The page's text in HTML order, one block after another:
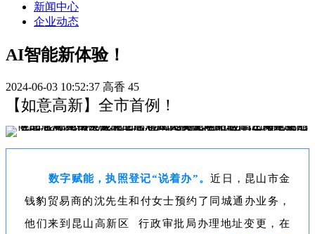
新闻中心
企业动态
AI智能新体验！
2024-06-03 10:52:37 高香 45
【如意高新】全市首例！
数字赋能，执照登记“说着办”。近日，昆山市金
钱豹贸易商的沈先生和付女士预约了同城通办业务，
他们来到 昆山高新区
行政审批局办理地址变更，在